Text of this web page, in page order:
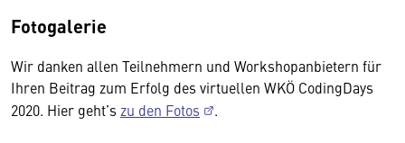
Fotogalerie
Wir danken allen Teilnehmern und Workshopanbietern für
Ihren Beitrag zum Erfolg des virtuellen WKÖ CodingDays
2020. Hier geht’s zu den Fotos .